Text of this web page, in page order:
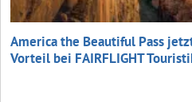
America the Beautiful Pass
Vorteil bei FAIRFLIGHT